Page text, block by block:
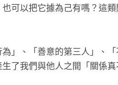
可以把它據為己有嗎？這
」、「善意的第三人」、
了我們與他人之間「關係